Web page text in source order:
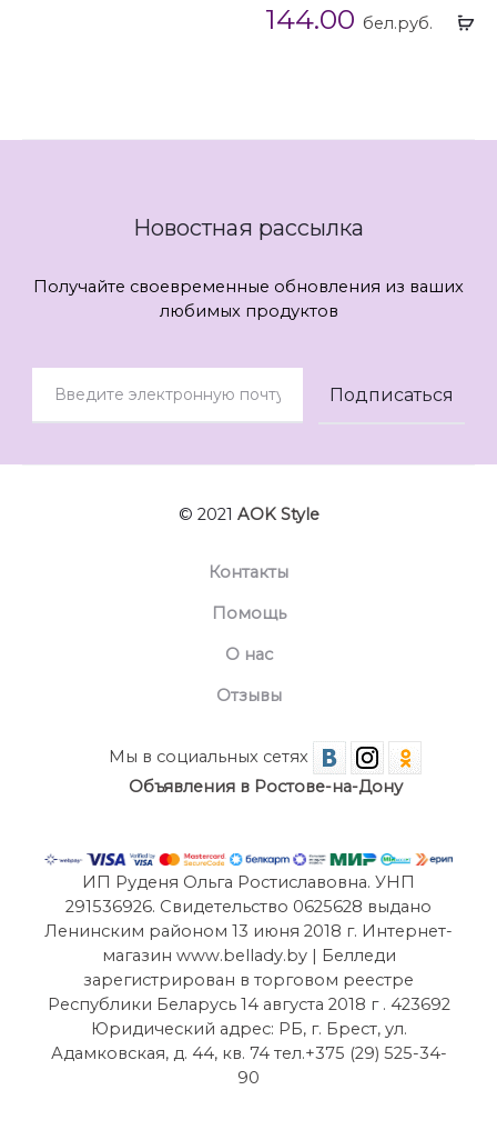
144.00 бел.руб.
Новостная рассылка
Получайте своевременные обновления из ваших
любимых продуктов
© 2021 AOK Style
Контакты
Помощь
О нас
Отзывы
Мы в социальных сетях
Объявления в Ростове-на-Дону
ИП Руденя Ольга Ростиславовна. УНП
291536926. Свидетельство 0625628 выдано
Ленинским районом 13 июня 2018 г. Интернет-
магазин www.bellady.by | Белледи
зарегистрирован в торговом реестре
Республики Беларусь 14 августа 2018 г . 423692
Юридический адрес: РБ, г. Брест, ул.
Адамковская, д. 44, кв. 74 тел.+375 (29) 525-34-
90